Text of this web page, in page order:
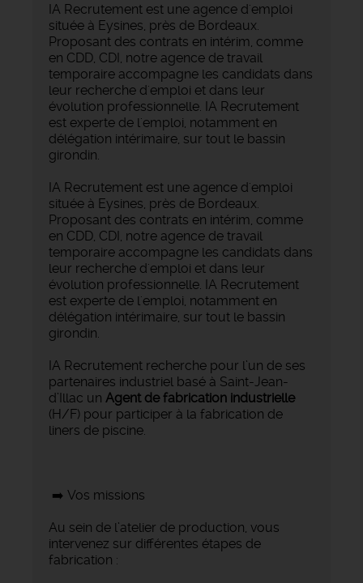
IA Recrutement est une agence d'emploi
située à Eysines, près de Bordeaux.
Proposant des contrats en intérim, comme
en CDD, CDI, notre agence de travail
temporaire accompagne les candidats dans
leur recherche d'emploi et dans leur
évolution professionnelle. IA Recrutement
est experte de l'emploi, notamment en
délégation intérimaire, sur tout le bassin
girondin.
IA Recrutement est une agence d'emploi
située à Eysines, près de Bordeaux.
Proposant des contrats en intérim, comme
en CDD, CDI, notre agence de travail
temporaire accompagne les candidats dans
leur recherche d'emploi et dans leur
évolution professionnelle. IA Recrutement
est experte de l'emploi, notamment en
délégation intérimaire, sur tout le bassin
girondin.
IA Recrutement recherche pour l’un de ses
partenaires industriel basé à Saint-Jean-
d’Illac un Agent de fabrication industrielle
(H/F) pour participer à la fabrication de
liners de piscine.
➡️ Vos missions
Au sein de l’atelier de production, vous
intervenez sur différentes étapes de
fabrication :